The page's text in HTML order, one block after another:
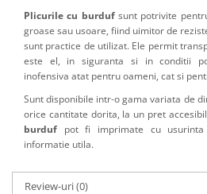
Plicurile cu burdufsunt potrivite
groase sau usoare, fiind uimitor de
sunt practice de utilizat. Ele permit
este el, in siguranta si in conditii
inofensiva atat pentru oameni, cat si
Sunt disponibile intr-o gama variata de
orice cantitate dorita, la un pret
burduf pot fi imprimate cu
informatie utila.
Review-uri(0)